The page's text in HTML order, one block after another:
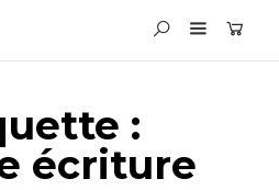
:
écriture